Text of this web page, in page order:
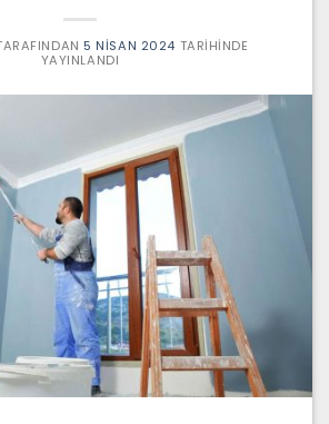
5 NISAN 2024 TARIHINDE
YAYINLANDI